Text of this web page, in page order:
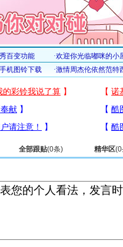
全部跟贴(0条) 精华区(0